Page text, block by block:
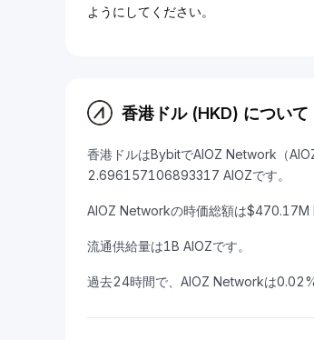
ようにしてください。
香港ドル (HKD) について
香港ドルはBybitでAIOZ Network（
2.696157106893317 AIOZです。
AIOZ Networkの時価総額は$470.17M
流通供給量は1B AIOZです。
過去24時間で、AIOZ Networkは0.02%